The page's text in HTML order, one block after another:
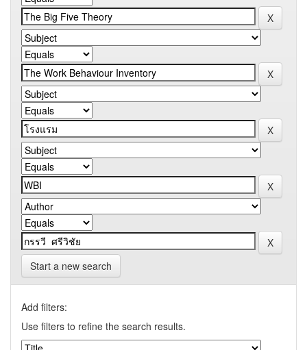
Start a new search
Add filters:
Use filters to refine the search results.